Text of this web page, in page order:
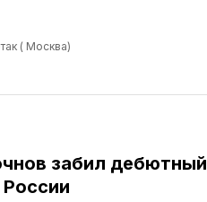
( Москва)
забил дебютный